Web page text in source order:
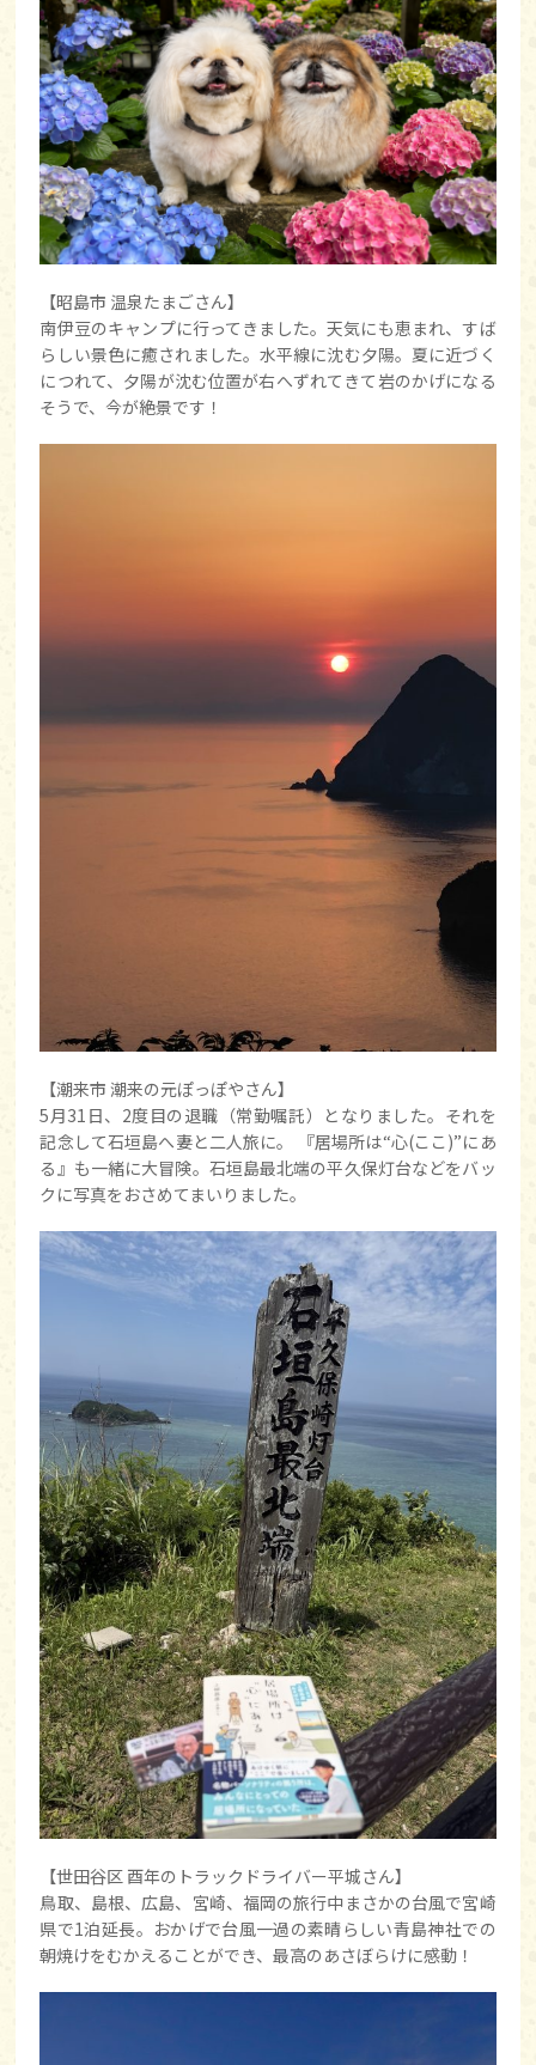
【昭島市 温泉たまごさん】
南伊豆のキャンプに行ってきました。天気にも恵まれ、すば
らしい景色に癒されました。水平線に沈む夕陽。夏に近づく
につれて、夕陽が沈む位置が右へずれてきて岩のかげになる
そうで、今が絶景です！
【潮来市 潮来の元ぽっぽやさん】
5月31日、2度目の退職（常勤嘱託）となりました。それを
記念して石垣島へ妻と二人旅に。 『居場所は“心(ここ)”にあ
る』も一緒に大冒険。石垣島最北端の平久保灯台などをバッ
クに写真をおさめてまいりました。
【世田谷区 酉年のトラックドライバー平城さん】
鳥取、島根、広島、宮崎、福岡の旅行中まさかの台風で宮崎
県で1泊延長。おかげで台風一過の素晴らしい青島神社での
朝焼けをむかえることができ、最高のあさぼらけに感動！